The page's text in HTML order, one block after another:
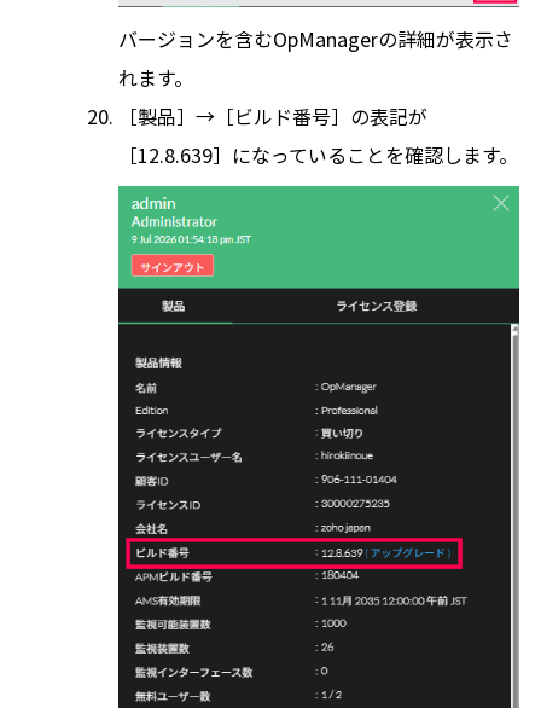
バージョンを含むOpManagerの詳細が表示さ
れます。
［製品］→［ビルド番号］の表記が
［12.8.639］になっていることを確認します。